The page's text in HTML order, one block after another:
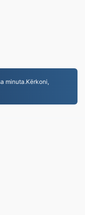
minuta.Kërkoni,